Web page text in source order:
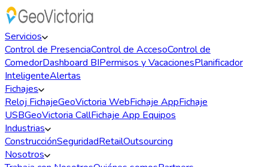
Servicios
Control de PresenciaControl de AccesoControl de
ComedorDashboard BIPermisos y VacacionesPlanificador
InteligenteAlertas
Fichajes
Reloj FichajeGeoVictoria WebFichaje AppFichaje
USBGeoVictoria CallFichaje App Equipos
Industrias
ConstrucciónSeguridadRetailOutsourcing
Nosotros